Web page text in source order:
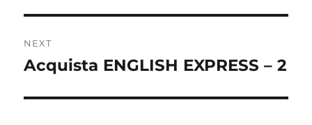
NEXT
Next
Acquista ENGLISH EXPRESS – 2